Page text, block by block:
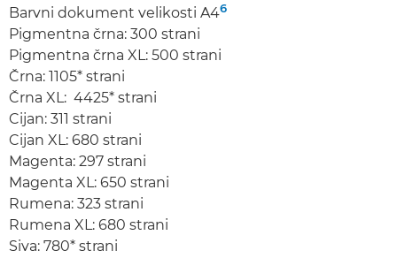
Barvni dokument velikosti A46
Pigmentna črna: 300 strani
Pigmentna črna XL: 500 strani
Črna: 1105* strani
Črna XL: 4425* strani
Cijan: 311 strani
Cijan XL: 680 strani
Magenta: 297 strani
Magenta XL: 650 strani
Rumena: 323 strani
Rumena XL: 680 strani
Siva: 780* strani